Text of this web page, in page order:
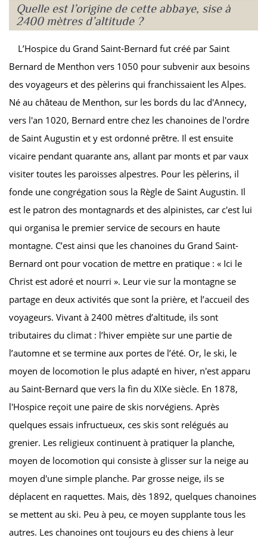
Quelle est l’origine de cette abbaye, sise à
2400 mètres d’altitude ?
L’Hospice du Grand Saint-Bernard fut créé par Saint
Bernard de Menthon vers 1050 pour subvenir aux besoins
des voyageurs et des pèlerins qui franchissaient les Alpes.
Né au château de Menthon, sur les bords du lac d'Annecy,
vers l'an 1020, Bernard entre chez les chanoines de l'ordre
de Saint Augustin et y est ordonné prêtre. Il est ensuite
vicaire pendant quarante ans, allant par monts et par vaux
visiter toutes les paroisses alpestres. Pour les pèlerins, il
fonde une congrégation sous la Règle de Saint Augustin. Il
est le patron des montagnards et des alpinistes, car c'est lui
qui organisa le premier service de secours en haute
montagne. C’est ainsi que les chanoines du Grand Saint-
Bernard ont pour vocation de mettre en pratique : « Ici le
Christ est adoré et nourri ». Leur vie sur la montagne se
partage en deux activités que sont la prière, et l’accueil des
voyageurs. Vivant à 2400 mètres d’altitude, ils sont
tributaires du climat : l’hiver empiète sur une partie de
l’automne et se termine aux portes de l’été. Or, le ski, le
moyen de locomotion le plus adapté en hiver, n'est apparu
au Saint-Bernard que vers la fin du XIXe siècle. En 1878,
l'Hospice reçoit une paire de skis norvégiens. Après
quelques essais infructueux, ces skis sont relégués au
grenier. Les religieux continuent à pratiquer la planche,
moyen de locomotion qui consiste à glisser sur la neige au
moyen d'une simple planche. Par grosse neige, ils se
déplacent en raquettes. Mais, dès 1892, quelques chanoines
se mettent au ski. Peu à peu, ce moyen supplante tous les
autres. Les chanoines ont toujours eu des chiens à leur